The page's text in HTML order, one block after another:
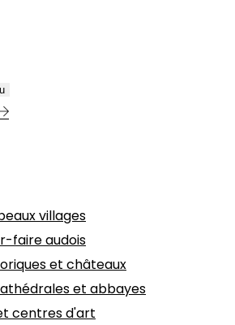
villages
faire audois
et châteaux
et abbayes
centres d'art